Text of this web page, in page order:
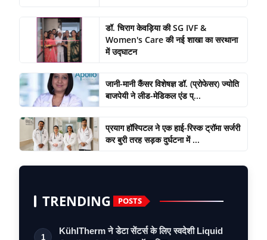
डॉ. चिराग केवड़िया की SG IVF &
Women's Care की नई शाखा का सरथाना
में उद्घाटन
जानी-मानी कैंसर विशेषज्ञ डॉ. (प्रोफेसर) ज्योति
बाजपेयी ने लीड-मेडिकल एंड प्...
प्रयाग हॉस्पिटल ने एक हाई-रिस्क ट्रॉमा सर्जरी
कर बुरी तरह सड़क दुर्घटना में ...
TRENDING POSTS
1
KühlTherm ने डेटा सेंटर्स के लिए स्वदेशी Liquid